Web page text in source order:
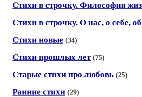
Стихи в строчку. Философия
Стихи в строчку. О нас, о себе,
Стихи новые (34)
Стихи прошлых лет (75)
Старые стихи про любовь (25)
Ранние стихи (29)